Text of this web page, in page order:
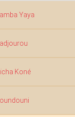
Yaya
Koné